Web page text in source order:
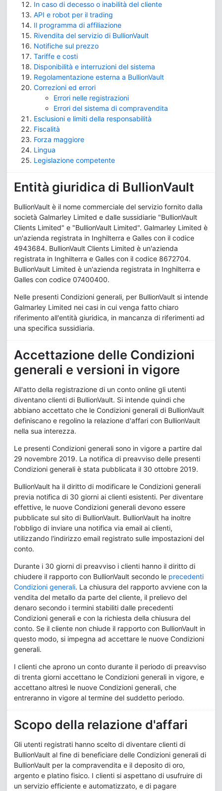
In caso di decesso o inabilità del cliente
API e robot per il trading
Il programma di affiliazione
Rivendita del servizio di BullionVault
Notifiche sul prezzo
Tariffe e costi
Disponibilità e interruzioni del sistema
Regolamentazione esterna a BullionVault
Correzioni ed errori
Errori nelle registrazioni
Errori del sistema di compravendita
Esclusioni e limiti della responsabilità
Fiscalità
Forza maggiore
Lingua
Legislazione competente
Entità giuridica di BullionVault
BullionVault è il nome commerciale del servizio fornito dalla
società Galmarley Limited e dalle sussidiarie "BullionVault
Clients Limited" e "BullionVault Limited". Galmarley Limited è
un'azienda registrata in Inghilterra e Galles con il codice
4943684. BullionVault Clients Limited è un'azienda
registrata in Inghilterra e Galles con il codice 8672704.
BullionVault Limited è un'azienda registrata in Inghilterra e
Galles con codice 07400400.
Nelle presenti Condizioni generali, per BullionVault si intende
Galmarley Limited nei casi in cui venga fatto chiaro
riferimento all'entità giuridica, in mancanza di riferimenti ad
una specifica sussidiaria.
Accettazione delle Condizioni
generali e versioni in vigore
All'atto della registrazione di un conto online gli utenti
diventano clienti di BullionVault. Si intende quindi che
abbiano accettato che le Condizioni generali di BullionVault
definiscano e regolino la relazione d'affari con BullionVault
nella sua interezza.
Le presenti Condizioni generali sono in vigore a partire dal
29 novembre 2019. La notifica di preavviso delle presenti
Condizioni generali è stata pubblicata il 30 ottobre 2019.
BullionVault ha il diritto di modificare le Condizioni generali
previa notifica di 30 giorni ai clienti esistenti. Per diventare
effettive, le nuove Condizioni generali devono essere
pubblicate sul sito di BullionVault. BullionVault ha inoltre
l'obbligo di inviare una notifica via email ai clienti,
utilizzando l'indirizzo email registrato sulle impostazioni del
conto.
Durante i 30 giorni di preavviso i clienti hanno il diritto di
chiudere il rapporto con BullionVault secondo le precedenti
Condizioni generali. La chiusura del rapporto avviene con la
vendita del metallo da parte del cliente, il prelievo del
denaro secondo i termini stabiliti dalle precedenti
Condizioni generali e con la richiesta della chiusura del
conto. Se il cliente non chiude il rapporto con BullionVault in
questo modo, si impegna ad accettare le nuove Condizioni
generali.
I clienti che aprono un conto durante il periodo di preavviso
di trenta giorni accettano le Condizioni generali in vigore, e
accettano altresì le nuove Condizioni generali, che
entreranno in vigore al termine del suddetto periodo.
Scopo della relazione d'affari
Gli utenti registrati hanno scelto di diventare clienti di
BullionVault al fine di beneficiare delle Condizioni generali di
BullionVault per la compravendita e il deposito di oro,
argento e platino fisico. I clienti si aspettano di usufruire di
un servizio efficiente e automatizzato, e di pagare